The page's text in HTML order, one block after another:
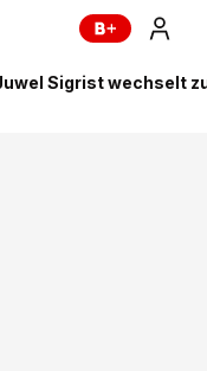
Sigrist wechselt